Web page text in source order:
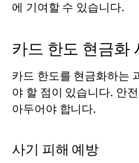
에 기여할 수 있습니다.
카드 한도 현금화
카드 한도를 현금화하는
야 할 점이 있습니다. 안
아두어야 합니다.
사기 피해 예방